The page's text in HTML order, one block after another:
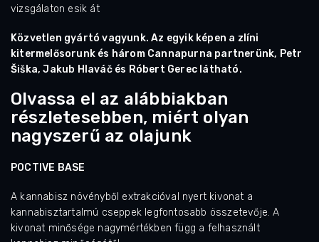
vizsgálaton esik át
Közvetlen gyártó vagyunk. Az egyik képen a zlíni
kitermelősorunk és három Cannapurna partnerünk, Petr
Šiška, Jakub Hlaváč és Róbert Gerec látható.
Olvassa el az alábbiakban
részletesebben, miért olyan
nagyszerű az olajunk
POCTIVE BASE
A kannabisz növényből extrakcióval nyert kivonat a
kannabisztartalmú cseppek legfontosabb összetevője. A
kivonat minősége nagymértékben függ a felhasznált